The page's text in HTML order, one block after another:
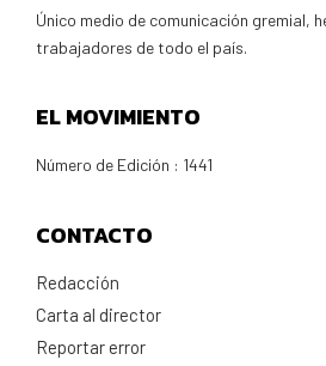
Único medio de comunicación gremial,
trabajadores de todo el país.
EL MOVIMIENTO
Número de Edición : 1441
CONTACTO
Redacción
Carta al director
Reportar error